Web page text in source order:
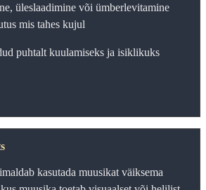
üleslaadimine või ümberlevitamine
mis tahes kujul
puhtalt kuulamiseks ja isiklikuks
kasutada muusikat väiksema